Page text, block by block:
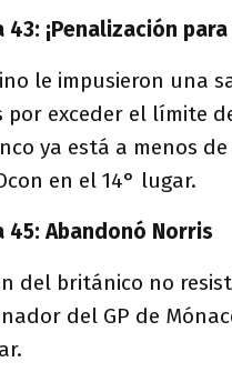
43: ¡Penalización
le impusieron una
por exceder el límite
ya está a menos
en el 14° lugar.
45: Abandonó Norris
del británico no
del GP de